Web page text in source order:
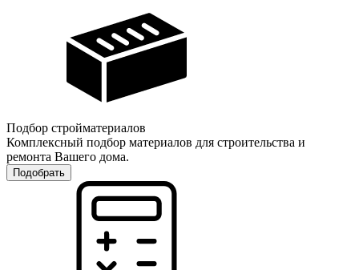
Подбор стройматериалов
Комплексный подбор материалов для строительства и
ремонта Вашего дома.
Подобрать